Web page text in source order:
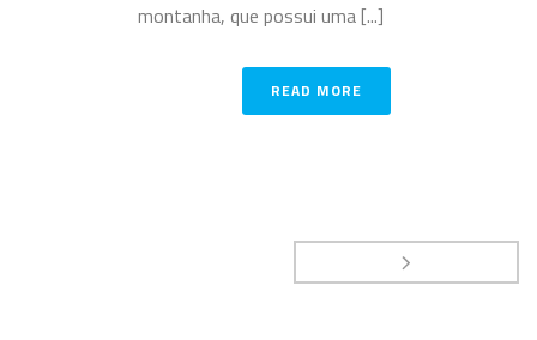
montanha, que possui uma [...]
READ MORE